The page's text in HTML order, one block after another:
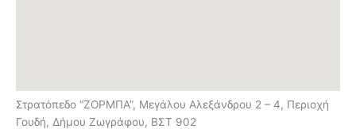
Στρατόπεδο “ΖΟΡΜΠΑ”, Μεγάλου Αλεξάνδρου 2 – 4, Περιοχή
Γουδή, Δήμου Ζωγράφου, ΒΣΤ 902